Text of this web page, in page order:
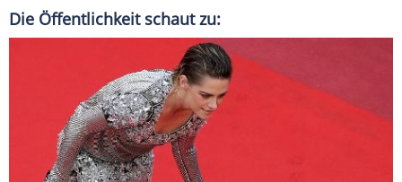
Die Öffentlichkeit schaut zu: